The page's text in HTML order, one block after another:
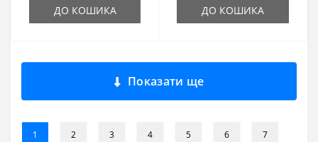
ДО КОШИКА ДО КОШИКА
Показати ще
1 2 3 4 5 6 7